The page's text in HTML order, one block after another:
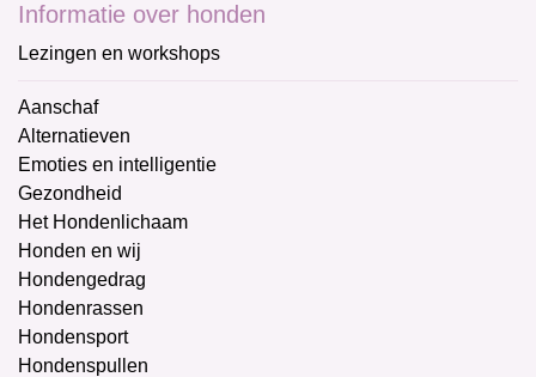
Informatie over honden
Lezingen en workshops
Aanschaf
Alternatieven
Emoties en intelligentie
Gezondheid
Het Hondenlichaam
Honden en wij
Hondengedrag
Hondenrassen
Hondensport
Hondenspullen